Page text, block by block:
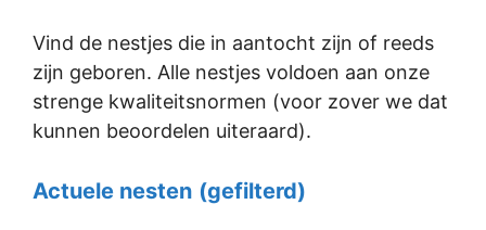
Vind de nestjes die in aantocht zijn of reeds
zijn geboren. Alle nestjes voldoen aan onze
strenge kwaliteitsnormen (voor zover we dat
kunnen beoordelen uiteraard).
Actuele nesten (gefilterd)